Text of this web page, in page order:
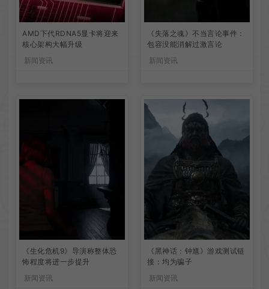
AMD下代RDNA5显卡将迎来
核心架构大幅升级
新闻资讯
《失落之魂》不当言论事件：
包容没能消解过激言论
新闻资讯
《生化危机9》导演称整体恐
怖程度将进一步提升
新闻资讯
《黑神话：钟馗》游戏测试链
接：均为骗子
新闻资讯